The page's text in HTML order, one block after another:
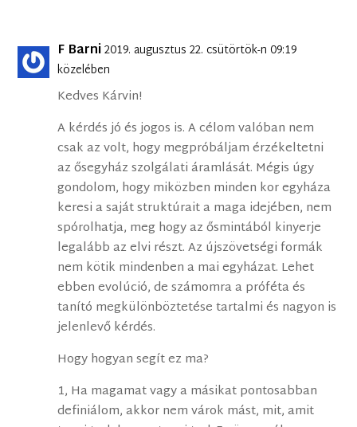
F Barni2019. augusztus 22. csütörtök-n 09:19
közelében
Kedves Kárvin!
A kérdés jó és jogos is. A célom valóban nem
csak az volt, hogy megpróbáljam érzékeltetni
az ősegyház szolgálati áramlását. Mégis úgy
gondolom, hogy miközben minden kor egyháza
keresi a saját struktúrait a maga idejében, nem
spórolhatja, meg hogy az ősmintából kinyerje
legalább az elvi részt. Az újszövetségi formák
nem kötik mindenben a mai egyházat. Lehet
ebben evolúció, de számomra a próféta és
tanító megkülönböztetése tartalmi és nagyon is
jelenlevő kérdés.
Hogy hogyan segít ez ma?
1, Ha magamat vagy a másikat pontosabban
definiálom, akkor nem várok mást, mit, amit